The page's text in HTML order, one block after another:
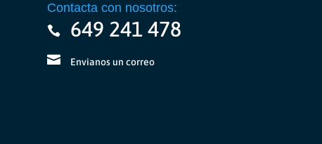
de
producto
Contacta con nosotros:
649 241 478
Envianos un correo